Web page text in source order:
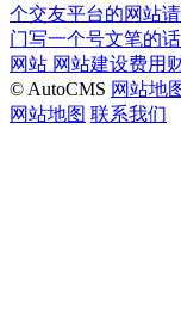
个交友平台的网站
门写一个号文笔的
网站 网站建设费用
© AutoCMS 网站地
网站地图 联系我们